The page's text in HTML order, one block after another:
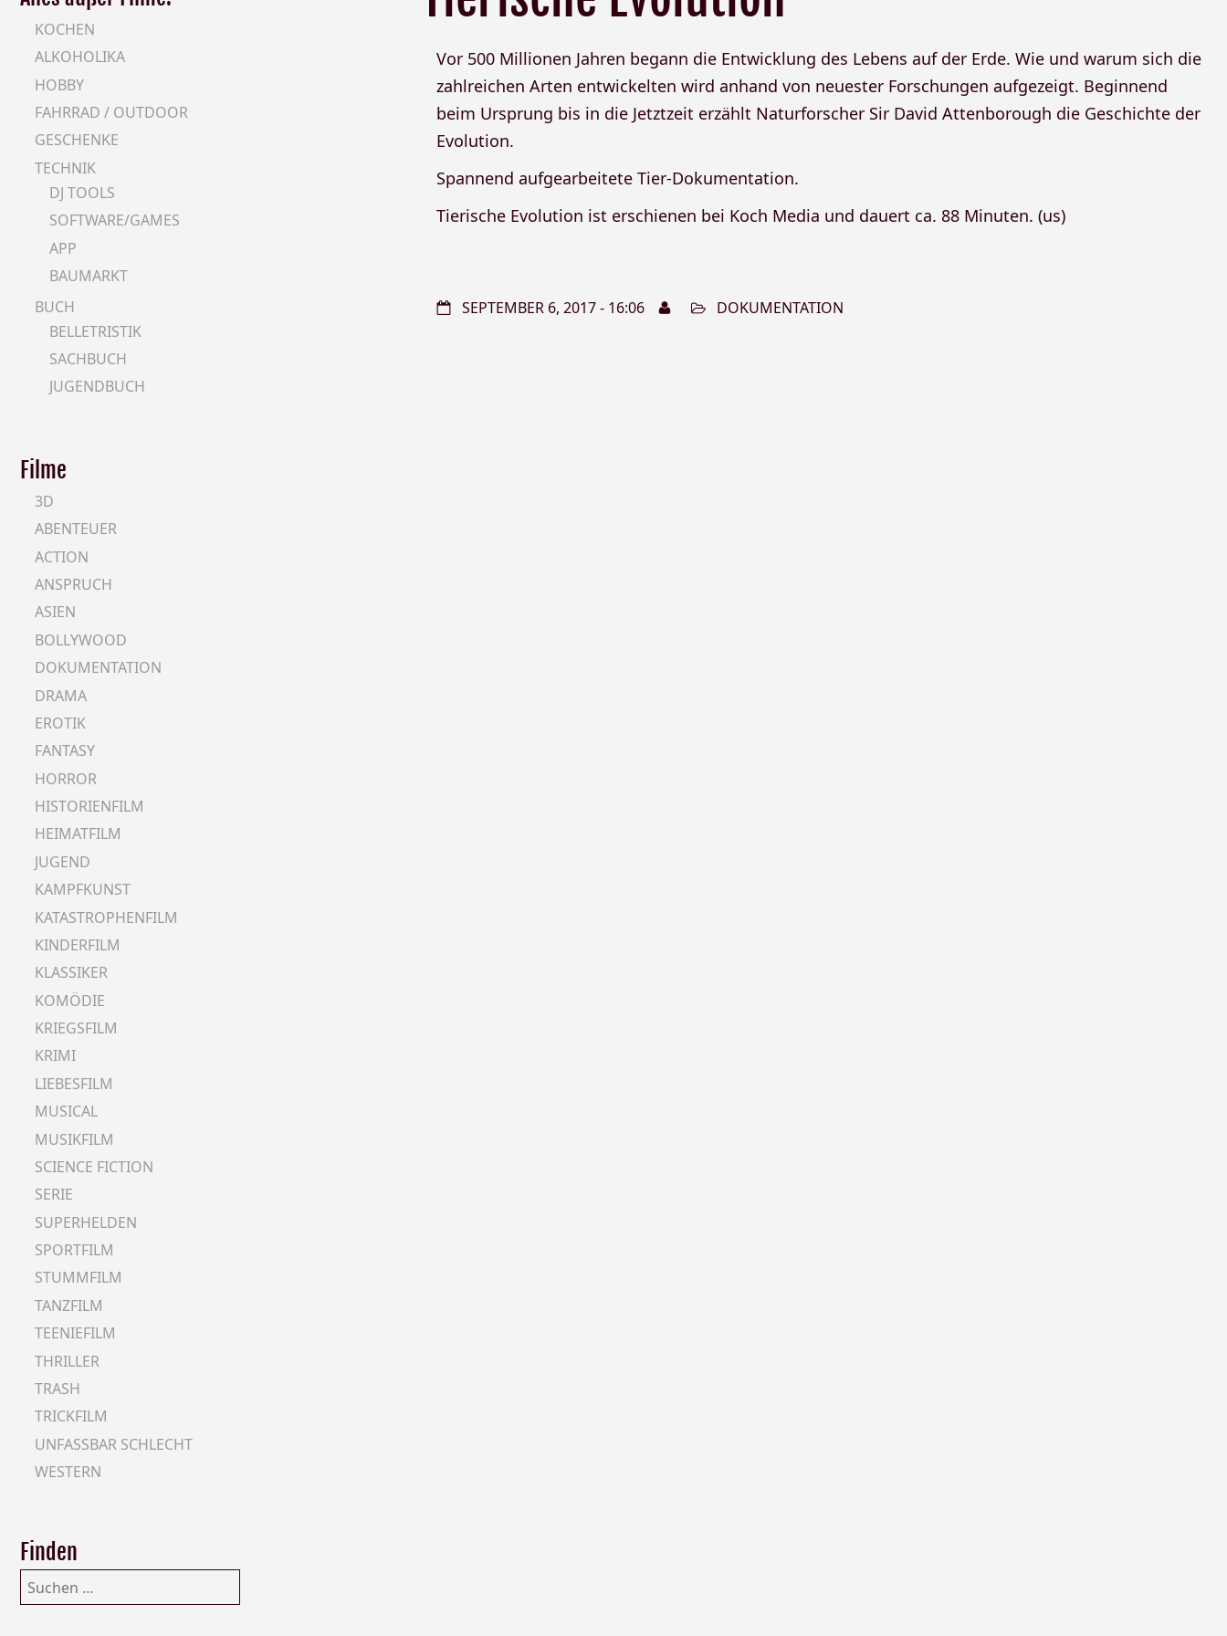
Vor 500 Millionen Jahren begann die Entwicklung des Lebens auf der Erde. Wie und warum sich die
zahlreichen Arten entwickelten wird anhand von neuester Forschungen aufgezeigt. Beginnend
beim Ursprung bis in die Jetztzeit erzählt Naturforscher Sir David Attenborough die Geschichte der
Evolution.
Spannend aufgearbeitete Tier-Dokumentation.
Tierische Evolution ist erschienen bei Koch Media und dauert ca. 88 Minuten. (us)
SEPTEMBER 6, 2017 - 16:06 DOKUMENTATION
KOCHEN
ALKOHOLIKA
HOBBY
FAHRRAD / OUTDOOR
GESCHENKE
TECHNIK
DJ TOOLS
SOFTWARE/GAMES
APP
BAUMARKT
BUCH
BELLETRISTIK
SACHBUCH
JUGENDBUCH
Filme
3D
ABENTEUER
ACTION
ANSPRUCH
ASIEN
BOLLYWOOD
DOKUMENTATION
DRAMA
EROTIK
FANTASY
HORROR
HISTORIENFILM
HEIMATFILM
JUGEND
KAMPFKUNST
KATASTROPHENFILM
KINDERFILM
KLASSIKER
KOMÖDIE
KRIEGSFILM
KRIMI
LIEBESFILM
MUSICAL
MUSIKFILM
SCIENCE FICTION
SERIE
SUPERHELDEN
SPORTFILM
STUMMFILM
TANZFILM
TEENIEFILM
THRILLER
TRASH
TRICKFILM
UNFASSBAR SCHLECHT
WESTERN
Finden
Suchen
nach: